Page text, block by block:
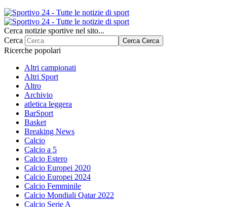
Cerca notizie sportive nel sito...
Cerca
Cerca Cerca
Ricerche popolari
Altri campionati
Altri Sport
Altro
Archivio
atletica leggera
BarSport
Basket
Breaking News
Calcio
Calcio a 5
Calcio Estero
Calcio Europei 2020
Calcio Europei 2024
Calcio Femminile
Calcio Mondiali Qatar 2022
Calcio Serie A